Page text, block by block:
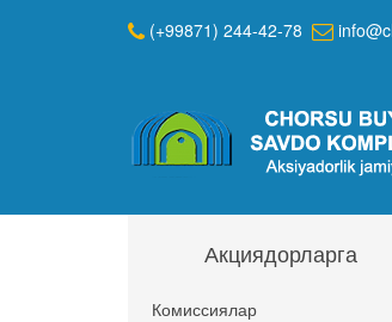
(+99871) 244-42-78
Акциядорларга
Комиссиялар